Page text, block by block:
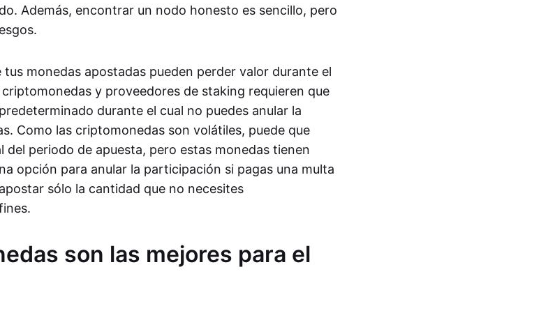
Además, encontrar un nodo honesto es sencillo, pero
monedas apostadas pueden perder valor durante el
y proveedores de staking requieren que
durante el cual no puedes anular la
Como las criptomonedas son volátiles, puede que
del periodo de apuesta, pero estas monedas tienen
opción para anular la participación si pagas una multa
sólo la cantidad que no necesites
son las mejores para el